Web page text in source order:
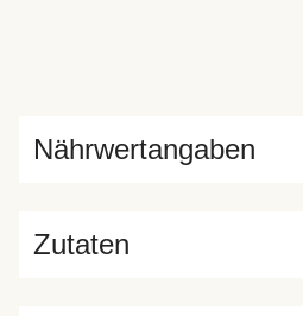
Zutaten
Nährwertangaben